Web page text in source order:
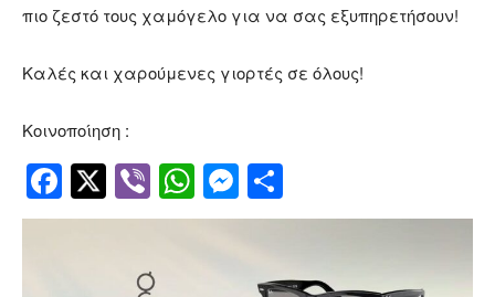
πιο ζεστό τους χαμόγελο για να σας εξυπηρετήσουν!
Καλές και χαρούμενες γιορτές σε όλους!
Κοινοποίηση :
Facebook
Twitter
ViberWhatsApp
Messenger